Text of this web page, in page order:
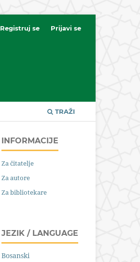
TRAŽI
Registruj se Prijavi se
INFORMACIJE
Za čitatelje
Za autore
Za bibliotekare
JEZIK / LANGUAGE
Bosanski